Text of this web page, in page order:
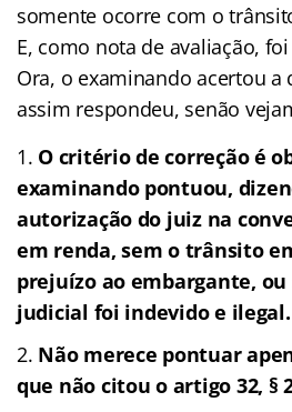
somente ocorre com o
E, como nota de avaliação,
Ora, o examinando acertou a
assim respondeu, senão
O critério de correção é
examinando pontuou,
autorização do juiz na
em renda, sem o trânsito
prejuízo ao embargante,
judicial foi indevido e ilegal.
Não merece pontuar
que não citou o artigo 32, §